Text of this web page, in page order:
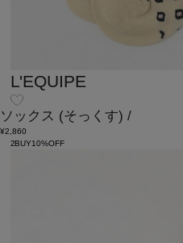
L'EQUIPE
ソックス (そっくす) /
¥2,860
2BUY10%OFF